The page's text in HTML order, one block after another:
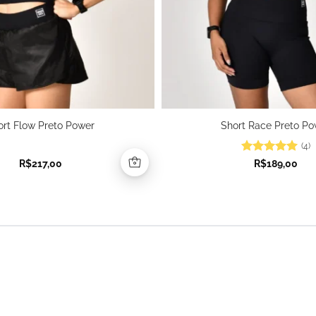
Flow Preto Power
R$217,00
Short Race Preto
Avaliação5
(4)
R$189,00